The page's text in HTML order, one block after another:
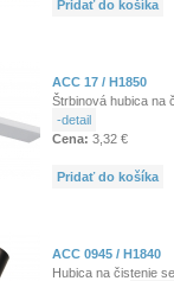
Pridať do košíka
ACC 17 / H1850
Štrbinová hubica na
-detail
Cena: 3,32 €
Pridať do košíka
ACC 0945 / H1840
Hubica na čistenie